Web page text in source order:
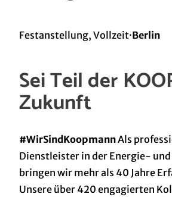
Festanstellung, Vollzeit·Berlin
Sei Teil der
Zukunft
#WirSindKoopmannAls
Dienstleister in der Energie-
bringen wir mehr als 40 Jahre
Unsere über 420 engagierten